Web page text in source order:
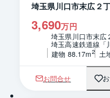
埼玉県川口市末広２
3,690万円
埼玉県川口市末広
埼玉高速鉄道線「
建物 88.17m2 土
お問合せ